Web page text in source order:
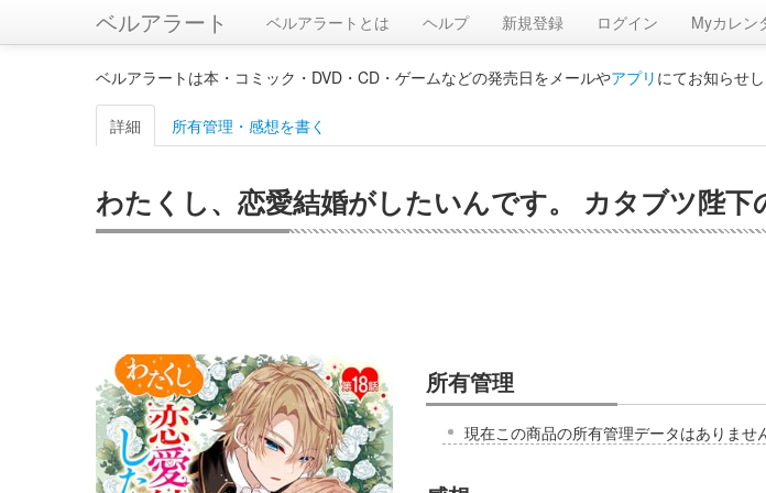
ベルアラート ベルアラートとは ヘルプ 新規登録 ログイン Myカレン
ベルアラートは本・コミック・DVD・CD・ゲームなどの発売日をメールやアプリ にてお知らせ
詳細 所有管理・感想を書く
わたくし、恋愛結婚がしたいんです。 カタブツ陛
所有管理
現在この商品の所有管理データはありませ